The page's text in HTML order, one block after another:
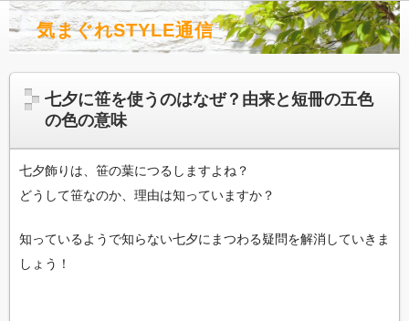
気まぐれSTYLE通信
七夕に笹を使うのはなぜ？由来と短冊の五色
の色の意味
七夕飾りは、笹の葉につるしますよね？
どうして笹なのか、理由は知っていますか？
知っているようで知らない七夕にまつわる疑問を解消していきま
しょう！